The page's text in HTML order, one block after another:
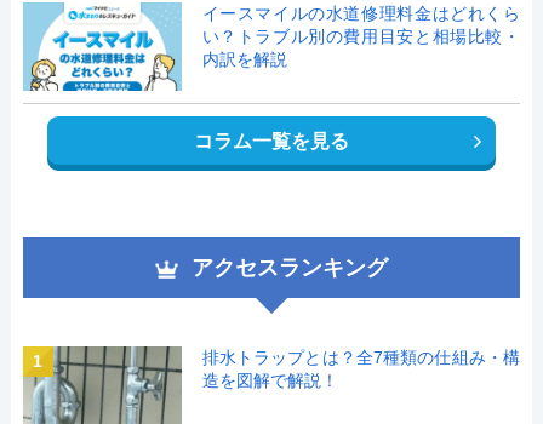
イースマイルの水道修理料金はどれくら
い？トラブル別の費用目安と相場比較・
内訳を解説
コラム一覧を見る
アクセスランキング
1
排水トラップとは？全7種類の仕組み・構
造を図解で解説！